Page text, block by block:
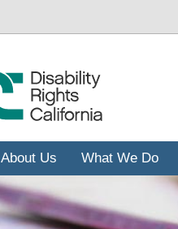
About Us What We Do